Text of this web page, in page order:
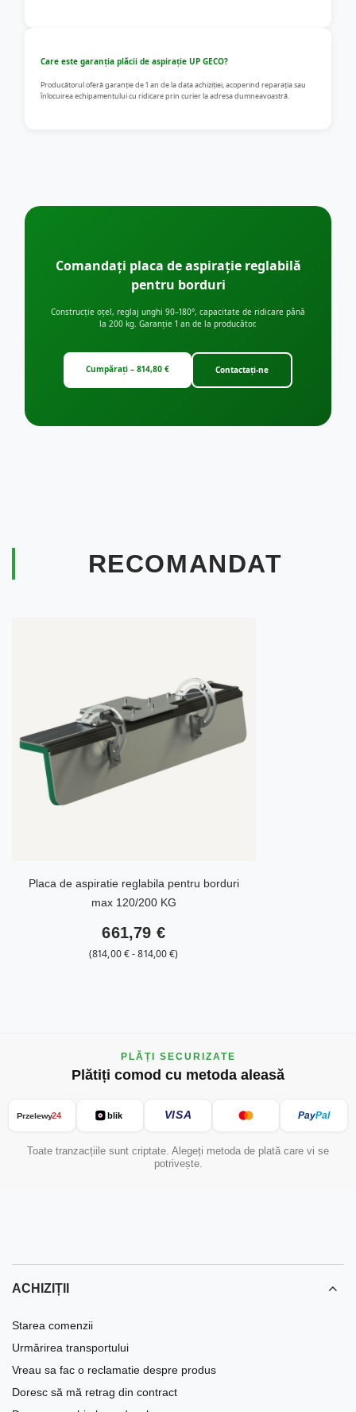
Care este garanția plăcii de aspirație UP GECO?
Producătorul oferă garanție de 1 an de la data achiziției, acoperind reparația sau
înlocuirea echipamentului cu ridicare prin curier la adresa dumneavoastră.
Comandați placa de aspirație reglabilă
pentru borduri
Construcție oțel, reglaj unghi 90–180°, capacitate de ridicare până
la 200 kg. Garanție 1 an de la producător.
Cumpărați – 814,80 € Contactați-ne
RECOMANDAT
Placa de aspiratie reglabila pentru borduri
max 120/200 KG
661,79 €
de la
814,00 €-la
814,00 €
PLĂȚI SECURIZATE
Plătiți comod cu metoda aleasă
Przelewy24 blik VISA PayPal
Toate tranzacțiile sunt criptate. Alegeți metoda de plată care vi se
potrivește.
ACHIZIȚII
Starea comenzii
Urmărirea transportului
Vreau sa fac o reclamatie despre produs
Doresc să mă retrag din contract